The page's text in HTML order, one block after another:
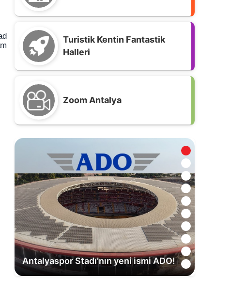
Turistik Kentin Fantastik
Halleri
Zoom Antalya
Antalyaspor Stadı’nın yeni ismi ADO!
Sultanlar kenetlendi, gözler yeni
sezona çevrildi